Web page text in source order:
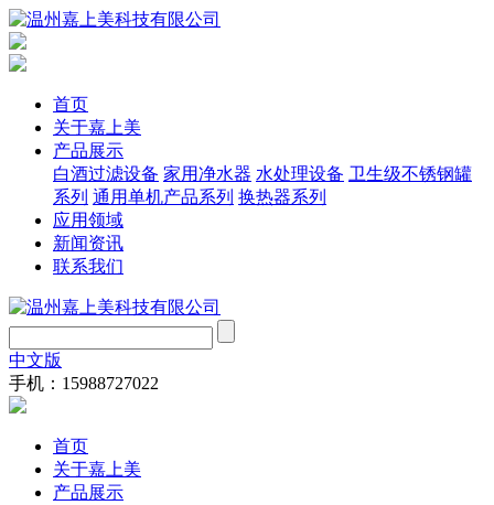
首页
关于嘉上美
产品展示
白酒过滤设备 家用净水器 水处理设备 卫生级不锈钢罐
系列 通用单机产品系列 换热器系列
应用领域
新闻资讯
联系我们
中文版
手机：15988727022
首页
关于嘉上美
产品展示